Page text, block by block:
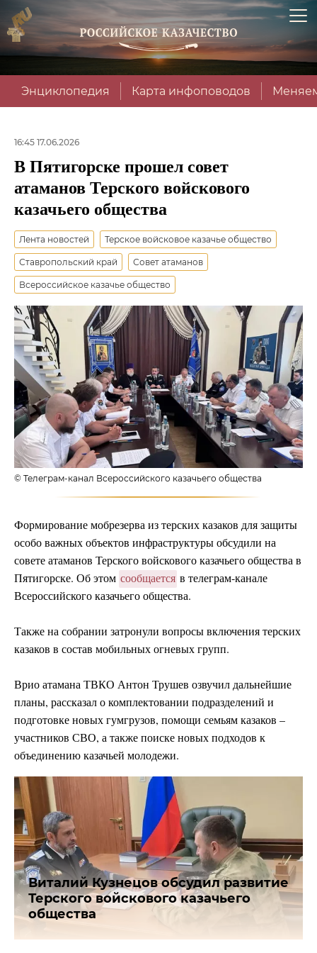
Энциклопедия Карта инфоповодов
16:45 17.06.2026
В Пятигорске прошел совет
атаманов Терского войскового
казачьего общества
Лента новостей Терское войсковое казачье общество
Ставропольский край Совет атаманов
Всероссийское казачье общество
© Телеграм-канал Всероссийского казачьего общества
Формирование мобрезерва из терских казаков для защиты
особо важных объектов инфраструктуры обсудили на
совете атаманов Терского войскового казачьего общества в
Пятигорске. Об этом сообщается в телеграм-канале
Всероссийского казачьего общества.
Также на собрании затронули вопросы включения терских
казаков в состав мобильных огневых групп.
Врио атамана ТВКО Антон Трушев озвучил дальнейшие
планы, рассказал о комплектовании подразделений и
подготовке новых гумгрузов, помощи семьям казаков –
участников СВО, а также поиске новых подходов к
объединению казачьей молодежи.
Виталий Кузнецов обсудил развитие
Терского войскового казачьего
общества